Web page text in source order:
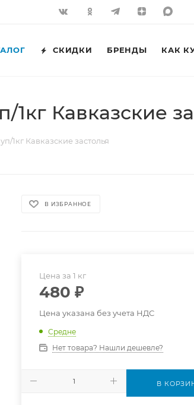
СКИДКИ БРЕНДЫ КАК
Кавказские
1кг Кавказские застолья
В ИЗБРАННОЕ
Цена за 1 кг
480 ₽
Цена указана без учета НДС
Средне
Нет товара? Нашли дешевле?
В